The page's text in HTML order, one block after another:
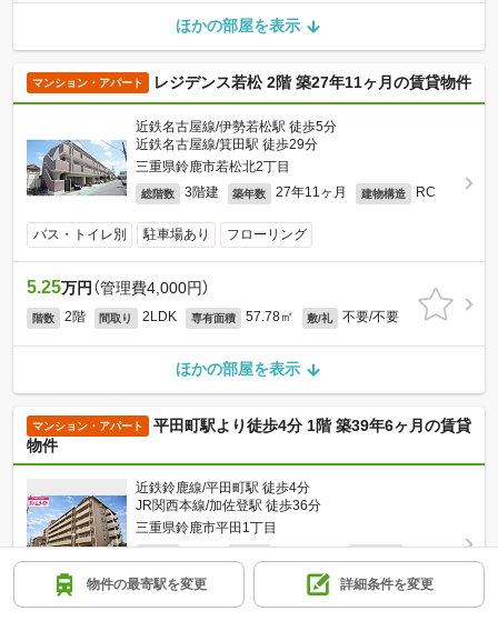
ほかの部屋を表示
マンション・アパート レジデンス若松 2階 築27年11ヶ月の賃貸物件
近鉄名古屋線/伊勢若松駅 徒歩5分
近鉄名古屋線/箕田駅 徒歩29分
三重県鈴鹿市若松北2丁目
総階数 3階建 築年数 27年11ヶ月 建物構造 RC
バス・トイレ別 駐車場あり フローリング
5.25万円 （管理費4,000円）
階数 2階 間取り 2LDK 専有面積 57.78㎡ 敷/礼 不要/不要
ほかの部屋を表示
マンション・アパート
平田町駅より徒歩4分 1階 築39年6ヶ月の賃貸
物件
近鉄鈴鹿線/平田町駅 徒歩4分
JR関西本線/加佐登駅 徒歩36分
三重県鈴鹿市平田1丁目
バス・トイレ別 駐車場あり
物件の最寄駅を変更 詳細条件を変更